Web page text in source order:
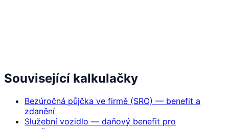
Související kalkulačky
Bezúročná půjčka ve firmě (SRO) — benefit a
zdanění
Služební vozidlo — daňový benefit pro